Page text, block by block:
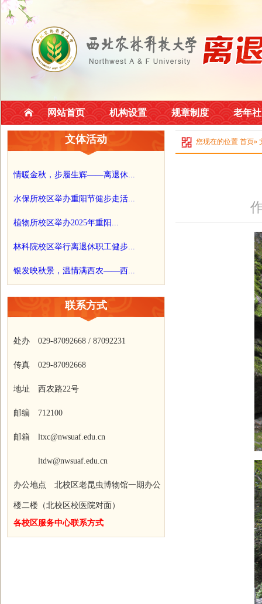
网站首页 机构设置 规章制度 老年
文体活动
情暖金秋，步履生辉——离退休...
水保所校区举办重阳节健步走活...
植物所校区举办2025年重阳...
林科院校区举行离退休职工健步...
银发映秋景，温情满西农——西...
联系方式
处办 029-87092668 / 87092231
传真 029-87092668
地址 西农路22号
邮编 712100
邮箱 ltxc@nwsuaf.edu.cn
ltdw@nwsuaf.edu.cn
办公地点 北校区老昆虫博物馆一期办公
楼二楼（北校区校医院对面）
各校区服务中心联系方式
您现在的位置 首页»